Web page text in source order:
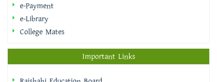
e-Payment
e-Library
College Mates
Important Links